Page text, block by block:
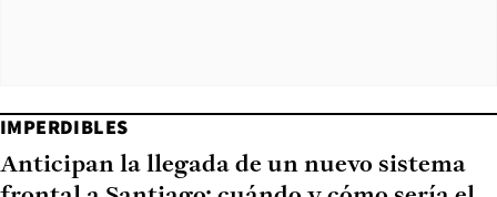
IMPERDIBLES
Anticipan la llegada de un nuevo sistema